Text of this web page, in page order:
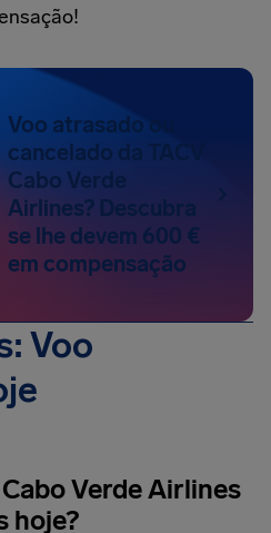
Voo atrasado ou
cancelado da TACV
Cabo Verde
Airlines? Descubra
se lhe devem 600 €
em compensação
Voo
Verde Airlines
hoje?